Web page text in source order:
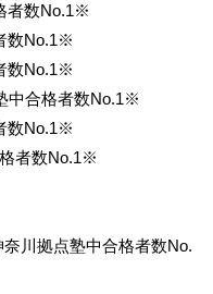
者数No.1※
数No.1※
数No.1※
中合格者数No.1※
数No.1※
者数No.1※
川拠点塾中合格者数No.